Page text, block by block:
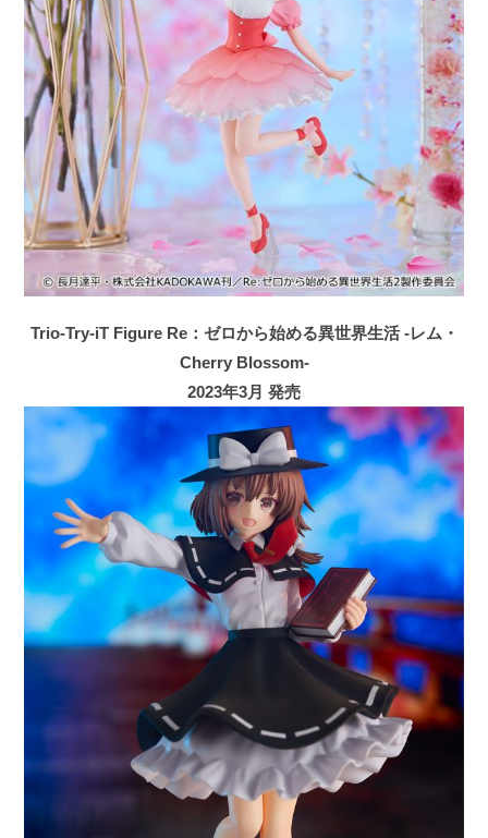
Trio-Try-iT Figure Re：ゼロから始める異世界生活 -レム・
Cherry Blossom-
2023年3月 発売